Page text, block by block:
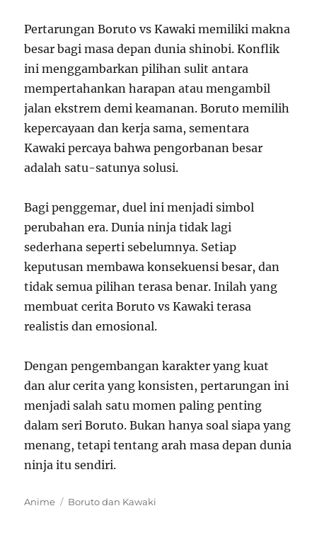
Pertarungan Boruto vs Kawaki memiliki makna
besar bagi masa depan dunia shinobi. Konflik
ini menggambarkan pilihan sulit antara
mempertahankan harapan atau mengambil
jalan ekstrem demi keamanan. Boruto memilih
kepercayaan dan kerja sama, sementara
Kawaki percaya bahwa pengorbanan besar
adalah satu-satunya solusi.
Bagi penggemar, duel ini menjadi simbol
perubahan era. Dunia ninja tidak lagi
sederhana seperti sebelumnya. Setiap
keputusan membawa konsekuensi besar, dan
tidak semua pilihan terasa benar. Inilah yang
membuat cerita Boruto vs Kawaki terasa
realistis dan emosional.
Dengan pengembangan karakter yang kuat
dan alur cerita yang konsisten, pertarungan ini
menjadi salah satu momen paling penting
dalam seri Boruto. Bukan hanya soal siapa yang
menang, tetapi tentang arah masa depan dunia
ninja itu sendiri.
Categories
Anime Tags
Boruto dan Kawaki